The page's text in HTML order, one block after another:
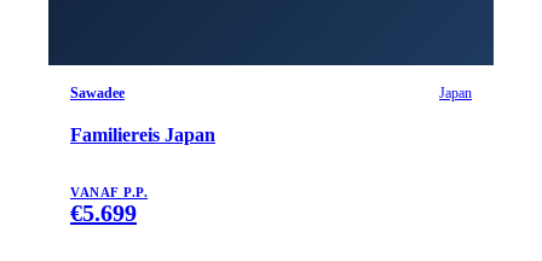
Sawadee Japan
Familiereis Japan
VANAF P.P.
€5.699